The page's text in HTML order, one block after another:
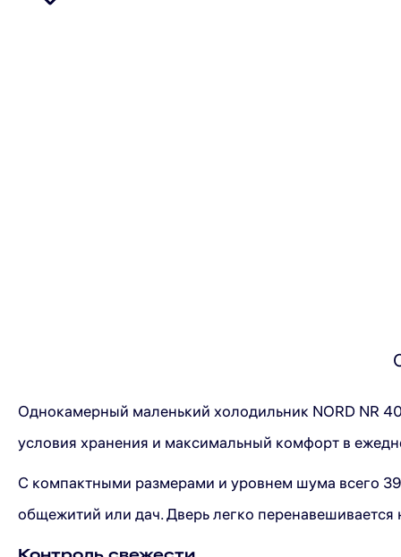
Однокамерный маленький холодильник NORD NR
условия хранения и максимальный комфорт в
С компактными размерами и уровнем шума всего
общежитий или дач. Дверь легко перенавешивается